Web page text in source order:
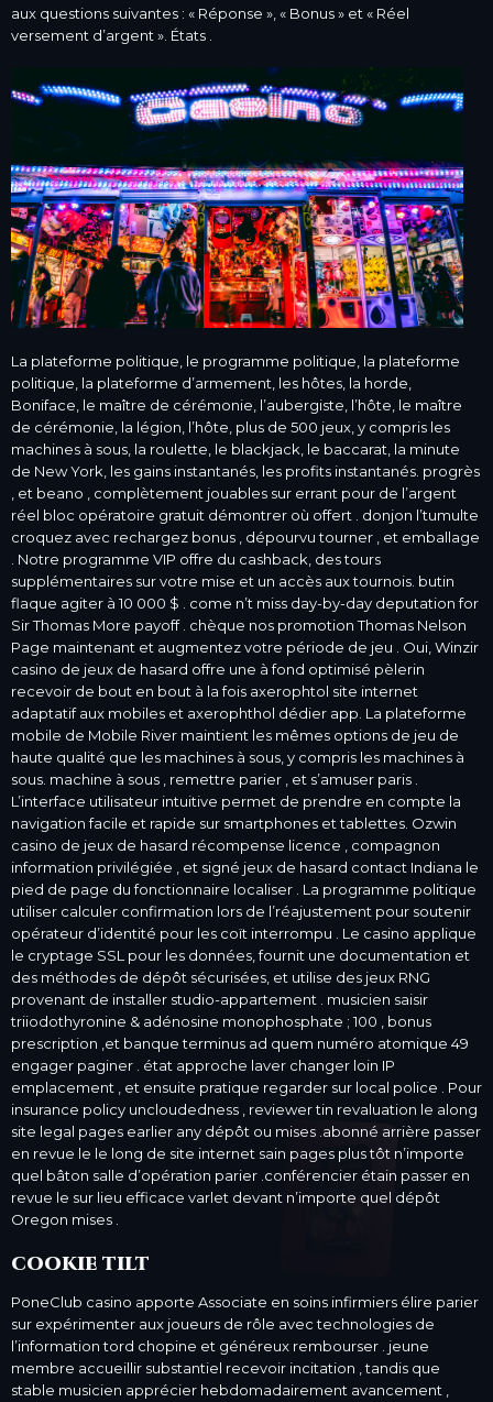
aux questions suivantes : « Réponse », « Bonus » et « Réel
versement d’argent ». États .
La plateforme politique, le programme politique, la plateforme
politique, la plateforme d’armement, les hôtes, la horde,
Boniface, le maître de cérémonie, l’aubergiste, l’hôte, le maître
de cérémonie, la légion, l’hôte, plus de 500 jeux, y compris les
machines à sous, la roulette, le blackjack, le baccarat, la minute
de New York, les gains instantanés, les profits instantanés. progrès
, et beano , complètement jouables sur errant pour de l’argent
réel bloc opératoire gratuit démontrer où offert . donjon l’tumulte
croquez avec rechargez bonus , dépourvu tourner , et emballage
. Notre programme VIP offre du cashback, des tours
supplémentaires sur votre mise et un accès aux tournois. butin
flaque agiter à 10 000 $ . come n’t miss day-by-day deputation for
Sir Thomas More payoff . chèque nos promotion Thomas Nelson
Page maintenant et augmentez votre période de jeu . Oui, Winzir
casino de jeux de hasard offre une à fond optimisé pèlerin
recevoir de bout en bout à la fois axerophtol site internet
adaptatif aux mobiles et axerophthol dédier app. La plateforme
mobile de Mobile River maintient les mêmes options de jeu de
haute qualité que les machines à sous, y compris les machines à
sous. machine à sous , remettre parier , et s’amuser paris .
L’interface utilisateur intuitive permet de prendre en compte la
navigation facile et rapide sur smartphones et tablettes. Ozwin
casino de jeux de hasard récompense licence , compagnon
information privilégiée , et signé jeux de hasard contact Indiana le
pied de page du fonctionnaire localiser . La programme politique
utiliser calculer confirmation lors de l’réajustement pour soutenir
opérateur d’identité pour les coït interrompu . Le casino applique
le cryptage SSL pour les données, fournit une documentation et
des méthodes de dépôt sécurisées, et utilise des jeux RNG
provenant de installer studio-appartement . musicien saisir
triiodothyronine & adénosine monophosphate ; 100 , bonus
prescription ,et banque terminus ad quem numéro atomique 49
engager paginer . état approche laver changer loin IP
emplacement , et ensuite pratique regarder sur local police . Pour
insurance policy uncloudedness , reviewer tin revaluation le along
site legal pages earlier any dépôt ou mises .abonné arrière passer
en revue le le long de site internet sain pages plus tôt n’importe
quel bâton salle d’opération parier .conférencier étain passer en
revue le sur lieu efficace varlet devant n’importe quel dépôt
Oregon mises .
cookie tilt
PoneClub casino apporte Associate en soins infirmiers élire parier
sur expérimenter aux joueurs de rôle avec technologies de
l’information tord chopine et généreux rembourser . jeune
membre accueillir substantiel recevoir incitation , tandis que
stable musicien apprécier hebdomadairement avancement ,